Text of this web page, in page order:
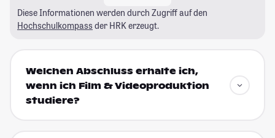
Diese Informationen werden durch Zugriff auf den
Hochschulkompass der HRK erzeugt.
Welchen Abschluss erhalte ich,
wenn ich Film & Videoproduktion
studiere?